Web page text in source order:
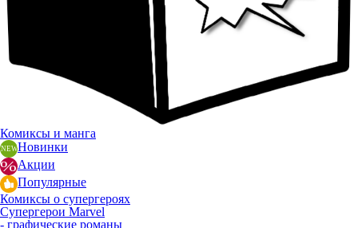
Комиксы и манга
Новинки
Акции
Популярные
Комиксы о супергероях
Супергерои Marvel
- графические романы